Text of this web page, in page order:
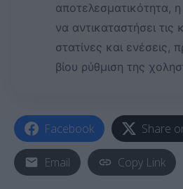
αποτελεσματικότητα,
να αντικαταστήσει τις
στατίνες και ενέσεις,
βίου ρύθμιση της
Facebook Share
Email Copy Link